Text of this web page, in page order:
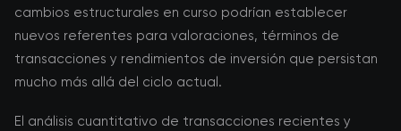
cambios estructurales en curso podrían establecer
nuevos referentes para valoraciones, términos de
transacciones y rendimientos de inversión que persistan
mucho más allá del ciclo actual.
El análisis cuantitativo de transacciones recientes y